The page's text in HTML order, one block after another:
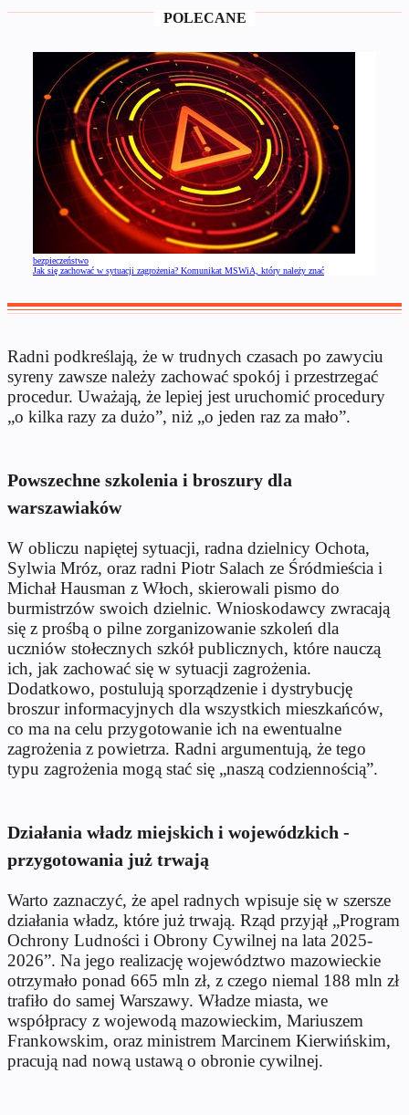
POLECANE
bezpieczeństwo
Jak się zachować w sytuacji zagrożenia? Komunikat MSWiA, który należy znać
Radni podkreślają, że w trudnych czasach po zawyciu
syreny zawsze należy zachować spokój i przestrzegać
procedur. Uważają, że lepiej jest uruchomić procedury
„o kilka razy za dużo”, niż „o jeden raz za mało”.
Powszechne szkolenia i broszury dla
warszawiaków
W obliczu napiętej sytuacji, radna dzielnicy Ochota,
Sylwia Mróz, oraz radni Piotr Salach ze Śródmieścia i
Michał Hausman z Włoch, skierowali pismo do
burmistrzów swoich dzielnic. Wnioskodawcy zwracają
się z prośbą o pilne zorganizowanie szkoleń dla
uczniów stołecznych szkół publicznych, które nauczą
ich, jak zachować się w sytuacji zagrożenia.
Dodatkowo, postulują sporządzenie i dystrybucję
broszur informacyjnych dla wszystkich mieszkańców,
co ma na celu przygotowanie ich na ewentualne
zagrożenia z powietrza. Radni argumentują, że tego
typu zagrożenia mogą stać się „naszą codziennością”.
Działania władz miejskich i wojewódzkich -
przygotowania już trwają
Warto zaznaczyć, że apel radnych wpisuje się w szersze
działania władz, które już trwają. Rząd przyjął „Program
Ochrony Ludności i Obrony Cywilnej na lata 2025-
2026”. Na jego realizację województwo mazowieckie
otrzymało ponad 665 mln zł, z czego niemal 188 mln zł
trafiło do samej Warszawy. Władze miasta, we
współpracy z wojewodą mazowieckim, Mariuszem
Frankowskim, oraz ministrem Marcinem Kierwińskim,
pracują nad nową ustawą o obronie cywilnej.